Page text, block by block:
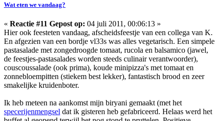
Wat eten we vandaag?
« Reactie #11 Gepost op: 04 juli 2011, 00:06:13 »
Hier ook feesteten vandaag, afscheidsfeestje van een collega van K.
En afgezien van een bordje vl33s was alles vegetarisch. Een simpele
pastasalade met zongedroogde tomaat, rucola en balsamico (jawel,
de feestjes-pastasalades worden steeds culinair verantwoorder),
couscoussalade (ook prima), koude minipizza's met tomaat en
zonnebloempitten (stiekem best lekker), fantastisch brood en zeer
smakelijke kruidenboter.
Ik heb meteen na aankomst mijn biryani gemaakt (met het
specerijenmengsel dat ik gisteren heb gefabriceerd. Helaas werd het